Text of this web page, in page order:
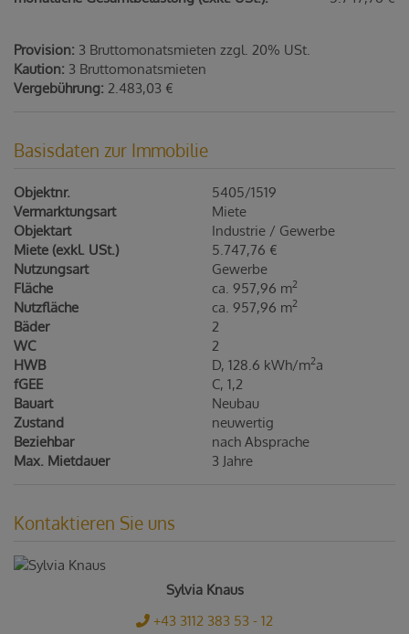
Provision: 3 Bruttomonatsmieten zzgl. 20% USt.
Kaution: 3 Bruttomonatsmieten
Vergebührung: 2.483,03 €
Basisdaten zur Immobilie
Objektnr.
5405/1519
Vermarktungsart
Miete
Objektart
Industrie / Gewerbe
Miete (exkl. USt.)
5.747,76 €
Nutzungsart
Gewerbe
Fläche
ca. 957,96 m2
Nutzfläche ca. 957,96 m2
Bäder
2
WC
2
HWB
D, 128.6 kWh/m2a
fGEE
C, 1,2
Bauart
Neubau
Zustand
neuwertig
Beziehbar
nach Absprache
Max. Mietdauer
3 Jahre
Kontaktieren Sie uns
Sylvia Knaus
+43 3112 383 53 - 12